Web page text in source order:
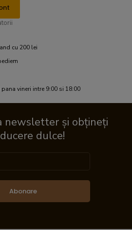
cu 200 lei
vineri intre 9:00 si 18:00
newsletter și obțineți
dulce!
Abonare